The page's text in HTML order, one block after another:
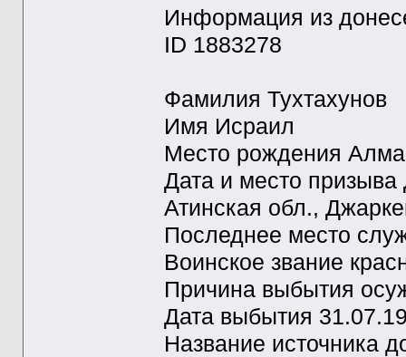
Информация из
ID 1883278
Фамилия Тухтахунов
Имя Исраил
Место рождения
Дата и место
Атинская обл.,
Последнее место
Воинское звание
Причина выбытия
Дата выбытия
Название источника